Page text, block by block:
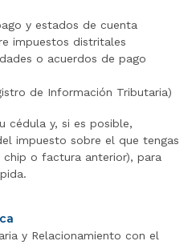
y estados de cuenta
impuestos distritales
o acuerdos de pago
de Información Tributaria)
cédula y, si es posible,
impuesto sobre el que tengas
o factura anterior), para
y Relacionamiento con el